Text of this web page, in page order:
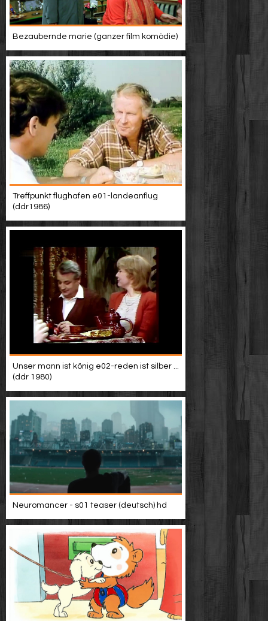
Bezaubernde marie (ganzer film komödie)
Treffpunkt flughafen e01-landeanflug
(ddr1986)
Unser mann ist könig e02-reden ist silber ...
(ddr 1980)
Neuromancer - s01 teaser (deutsch) hd